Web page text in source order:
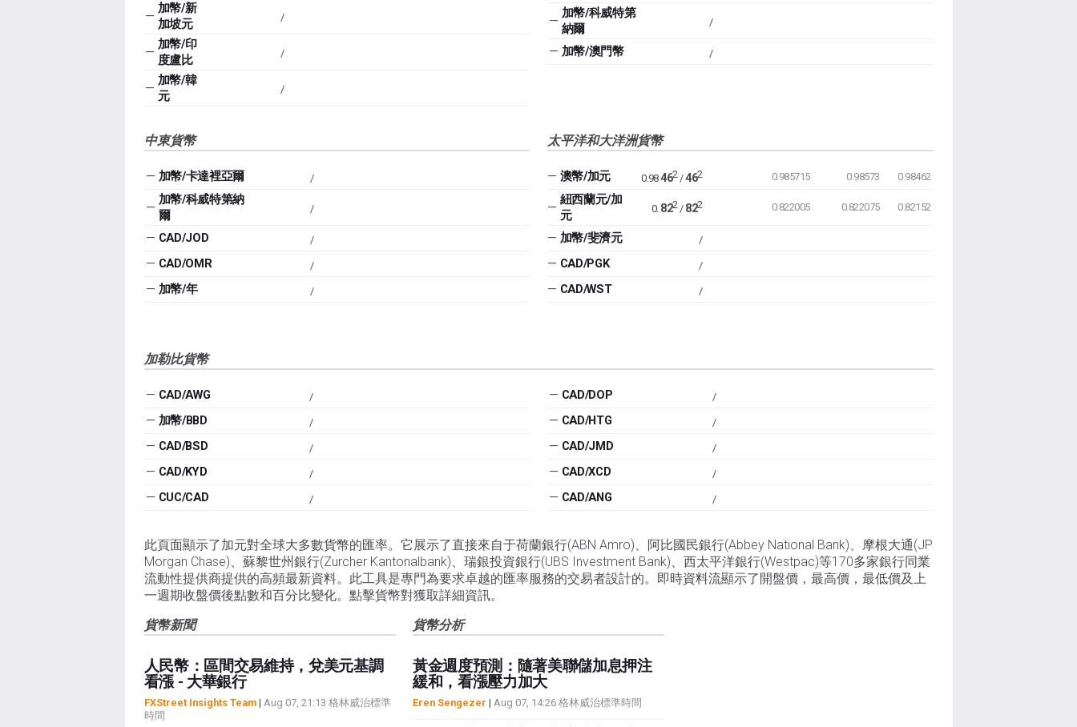
—
加幣/新
加坡元
/
—
加幣/印
度盧比
/
—
加幣/韓
元
/
—
加幣/科威特第
納爾
/
— 加幣/澳門幣 /
中東貨幣
— 加幣/卡達裡亞爾 /
—
加幣/科威特第納
爾
/
— CAD/JOD /
— CAD/OMR /
— 加幣/年 /
太平洋和大洋洲貨幣
— 澳幣/加元 0.98462/462 0.985715 0.98573 0.98462
—
紐西蘭元/加
元
0. 822/ 822 0.822005 0.822075 0.82152
— 加幣/斐濟元 /
— CAD/PGK /
— CAD/WST /
加勒比貨幣
— CAD/AWG /
— 加幣/BBD /
— CAD/BSD /
— CAD/KYD /
— CUC/CAD /
— CAD/DOP /
— CAD/HTG /
— CAD/JMD /
— CAD/XCD /
— CAD/ANG /
此頁面顯示了加元對全球大多數貨幣的匯率。它展示了直接來自于荷蘭銀行(ABN Amro)、阿比國民銀行(Abbey National Bank)、摩根大通(JP
Morgan Chase)、蘇黎世州銀行(Zurcher Kantonalbank)、瑞銀投資銀行(UBS Investment Bank)、西太平洋銀行(Westpac)等170多家銀行同業
流動性提供商提供的高頻最新資料。此工具是專門為要求卓越的匯率服務的交易者設計的。即時資料流顯示了開盤價，最高價，最低價及上
一週期收盤價後點數和百分比變化。點擊貨幣對獲取詳細資訊。
貨幣新聞
人民幣：區間交易維持，兌美元基調
看漲 - 大華銀行
FXStreet Insights Team| Aug 07, 21:13 格林威治標準
時間
貨幣分析
黃金週度預測：隨著美聯儲加息押注
緩和，看漲壓力加大
Eren Sengezer | Aug 07, 14:26 格林威治標準時間